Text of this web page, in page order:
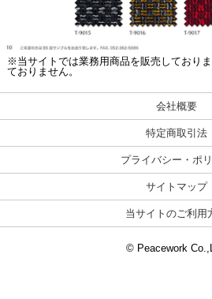
※当サイトでは業務用商品を販売しており
ておりません。
会社概要
特定商取引法
プライバシー・ポ
サイトマップ
当サイトのご利用
© Peacework